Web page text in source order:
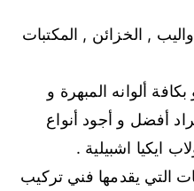
, الخزائن , المكتبات
ألوانه المبهرة و
أفضل و أجود أنواع
ايكيا اشبيلية .
التي يقدمها فني تركيب